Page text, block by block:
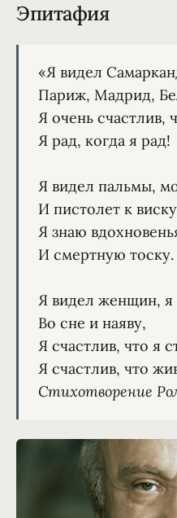
Эпитафия
«Я видел
Париж, Мадрид,
Я очень счастлив,
Я рад, когда я рад!
Я видел пальмы,
И пистолет к
Я знаю
И смертную тоску.
Я видел женщин,
Во сне и наяву,
Я счастлив, что я
Стихотворение